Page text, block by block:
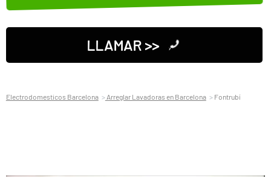
LLAMAR >>
Electrodomesticos Barcelona Arreglar Lavadoras en Barcelona Fontrubí